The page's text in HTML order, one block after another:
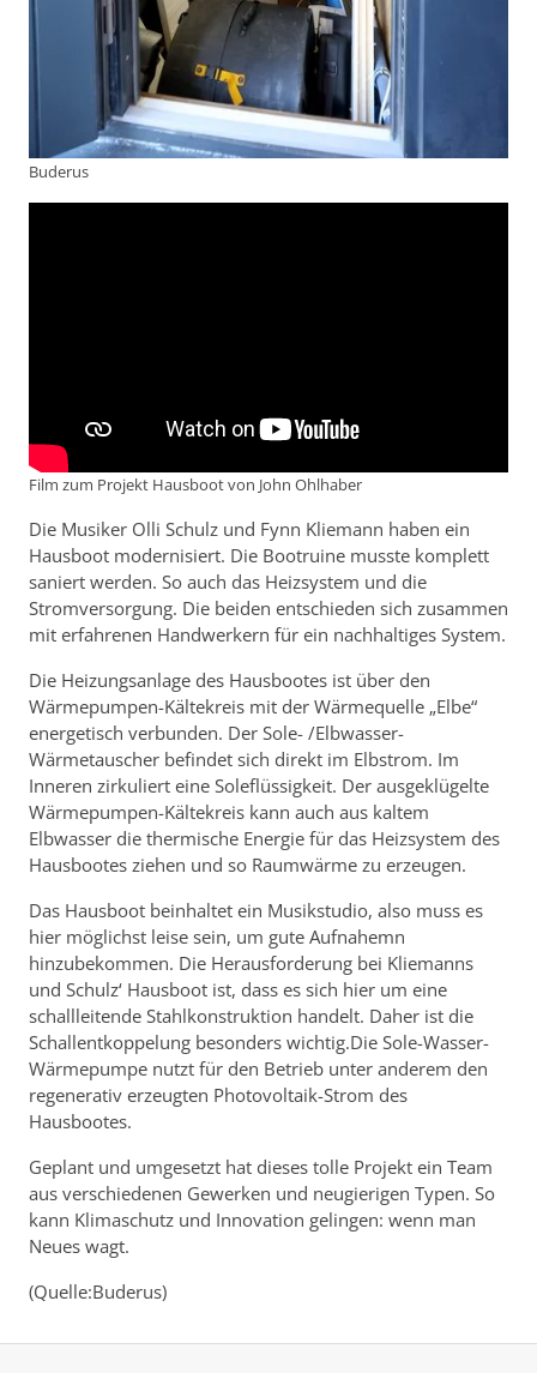
Buderus
Film zum Projekt Hausboot von John Ohlhaber
Die Musiker Olli Schulz und Fynn Kliemann haben ein
Hausboot modernisiert. Die Bootruine musste komplett
saniert werden. So auch das Heizsystem und die
Stromversorgung. Die beiden entschieden sich zusammen
mit erfahrenen Handwerkern für ein nachhaltiges System.
Die Heizungsanlage des Hausbootes ist über den
Wärmepumpen-Kältekreis mit der Wärmequelle „Elbe“
energetisch verbunden. Der Sole- /Elbwasser-
Wärmetauscher befindet sich direkt im Elbstrom. Im
Inneren zirkuliert eine Soleflüssigkeit. Der ausgeklügelte
Wärmepumpen-Kältekreis kann auch aus kaltem
Elbwasser die thermische Energie für das Heizsystem des
Hausbootes ziehen und so Raumwärme zu erzeugen.
Das Hausboot beinhaltet ein Musikstudio, also muss es
hier möglichst leise sein, um gute Aufnahemn
hinzubekommen. Die Herausforderung bei Kliemanns
und Schulz‘ Hausboot ist, dass es sich hier um eine
schallleitende Stahlkonstruktion handelt. Daher ist die
Schallentkoppelung besonders wichtig.Die Sole-Wasser-
Wärmepumpe nutzt für den Betrieb unter anderem den
regenerativ erzeugten Photovoltaik-Strom des
Hausbootes.
Geplant und umgesetzt hat dieses tolle Projekt ein Team
aus verschiedenen Gewerken und neugierigen Typen. So
kann Klimaschutz und Innovation gelingen: wenn man
Neues wagt.
(Quelle:Buderus)